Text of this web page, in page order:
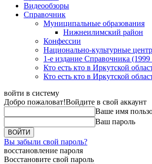
Видеообзоры
Справочник
Муниципальные образования
Нижнеилимский район
Конфессии
Национально-культурные
1-е издание Справочника (1999
Кто есть кто в Иркутской
Кто есть кто в Иркутской
войти в систему
Добро пожаловат!Войдите в свой аккаунт
Ваше имя
Ваш пароль
Вы забыли свой пароль?
восстановление пароля
Восстановите свой пароль